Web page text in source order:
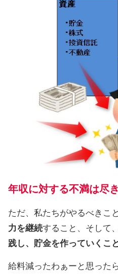
年収に対する不満は尽き
ただ、私たちがやるべきこ
力を継続すること、そして、
践し、貯金を作っていくこと
給料減ったわぁーと思った